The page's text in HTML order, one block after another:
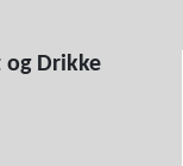
Drikke